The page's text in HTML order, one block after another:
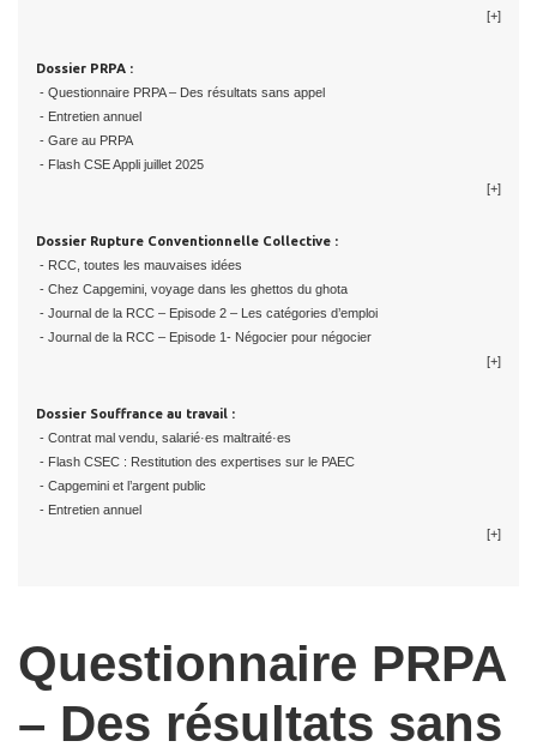
[+]
Dossier PRPA :
- Questionnaire PRPA – Des résultats sans appel
- Entretien annuel
- Gare au PRPA
- Flash CSE Appli juillet 2025
[+]
Dossier Rupture Conventionnelle Collective :
- RCC, toutes les mauvaises idées
- Chez Capgemini, voyage dans les ghettos du ghota
- Journal de la RCC – Episode 2 – Les catégories d’emploi
- Journal de la RCC – Episode 1- Négocier pour négocier
[+]
Dossier Souffrance au travail :
- Contrat mal vendu, salarié·es maltraité·es
- Flash CSEC : Restitution des expertises sur le PAEC
- Capgemini et l’argent public
- Entretien annuel
[+]
Questionnaire PRPA
– Des résultats sans